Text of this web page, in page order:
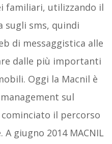
familiari, utilizzando il
sugli sms, quindi
di messaggistica alle
dalle più importanti
Oggi la Macnil è
sul
il percorso
giugno 2014 MACNIL